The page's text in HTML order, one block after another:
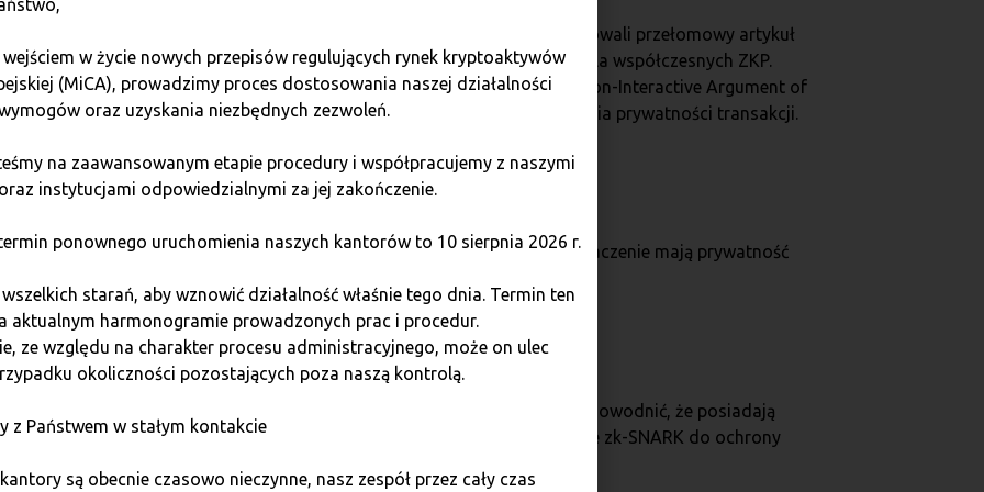
roku, kiedy Shafi Goldwasser, Silvio Micali i Charles Rackoff opublikowali przełomowy artykuł
of Interactive Proof-Systems”. Ich praca stała się fundamentem dla współczesnych ZKP.
Alessandro Chiesa, ukuł termin zk-SNARK (Zero-Knowledge Succinct Non-Interactive Argument of
Zcash, która jako pierwsza wdrożyła zk-SNARK z intencją zapewnienia prywatności transakcji.
z wiedzą zerową?
w wielu dziedzinach technologii, szczególnie tam, gdzie kluczowe znaczenie mają prywatność
zwiększają prywatność transakcji. Dzięki nim użytkownicy mogą udowodnić, że posiadają
dokładnych danych transakcji. Przykładem jest Zcash, który wykorzystuje zk-SNARK do ochrony
w życie nowych przepisów regulujących rynek kryptoaktywów
(MiCA), prowadzimy proces dostosowania naszej działalności
oraz uzyskania niezbędnych zezwoleń.
na zaawansowanym etapie procedury i współpracujemy z naszymi
instytucjami odpowiedzialnymi za jej zakończenie.
ponownego uruchomienia naszych kantorów to 10 sierpnia 2026 r.
starań, aby wznowić działalność właśnie tego dnia. Termin ten
aktualnym harmonogramie prowadzonych prac i procedur.
ze względu na charakter procesu administracyjnego, może on ulec
okoliczności pozostających poza naszą kontrolą.
z Państwem w stałym kontakcie
są obecnie czasowo nieczynne, nasz zespół przez cały czas